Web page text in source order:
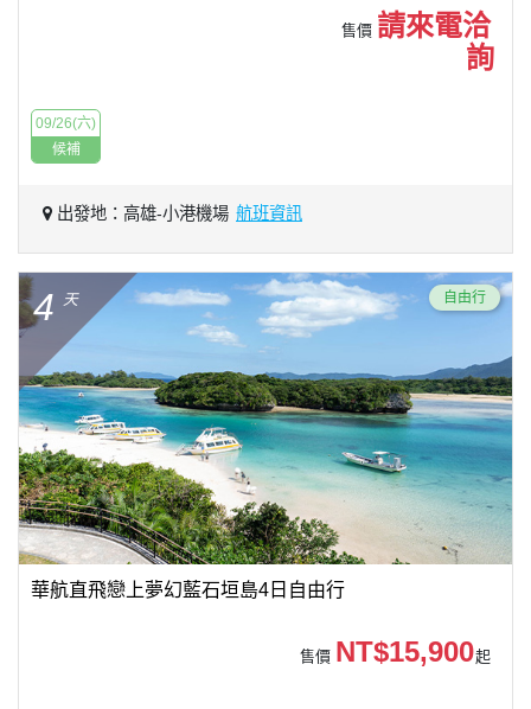
售價 請來電洽
詢
09/26(六)
候補
出發地：高雄-小港機場 航班資訊
4 天 自由行
華航直飛戀上夢幻藍石垣島4日自由行
售價 NT$15,900起